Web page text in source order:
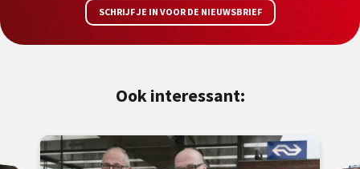
SCHRIJF JE IN VOOR DE NIEUWSBRIEF
Ook interessant: